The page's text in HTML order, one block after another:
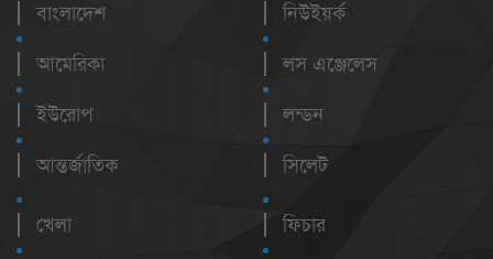
বাংলাদেশ
আমেরিকা
ইউরোপ
আন্তর্জাতিক
নিউইয়র্ক
লস এঞ্জেলেস
লন্ডন
সিলেট
খেলা
ফিচার